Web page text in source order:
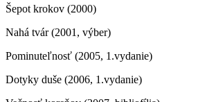
Šepot krokov (2000)
Nahá tvár (2001, výber)
Pominuteľnosť (2005, 1.vydanie)
Dotyky duše (2006, 1.vydanie)